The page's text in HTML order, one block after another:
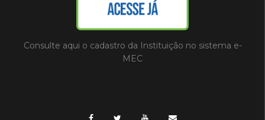
Consulte aqui o cadastro da Instituição no sistema e-
MEC